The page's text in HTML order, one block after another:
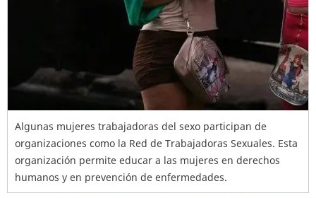
Algunas mujeres trabajadoras del sexo participan de
organizaciones como la Red de Trabajadoras Sexuales. Esta
organización permite educar a las mujeres en derechos
humanos y en prevención de enfermedades.